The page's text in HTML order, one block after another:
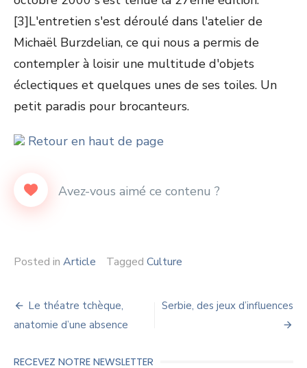
[3]L'entretien s'est déroulé dans l'atelier de
Michaël Burzdelian, ce qui nous a permis de
contempler à loisir une multitude d'objets
éclectiques et quelques unes de ses toiles. Un
petit paradis pour brocanteurs.
Retour en haut de page
Posted in Article Tagged Culture
Navigation
de
l’article
Le théatre tchèque,
anatomie d’une absence
Serbie, des jeux d’influences
RECEVEZ NOTRE NEWSLETTER